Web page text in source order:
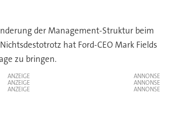
der Management-Struktur beim
hat Ford-CEO Mark Fields
zu bringen.
ANZEIGE
ANZEIGE
ANZEIGE